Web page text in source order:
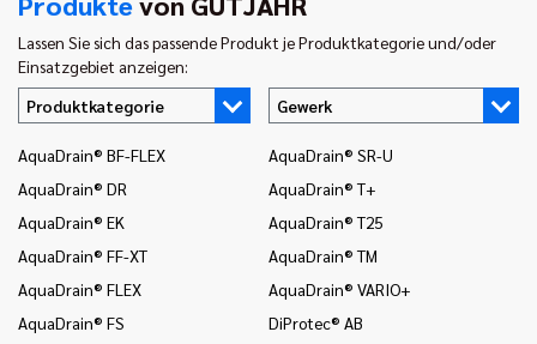
Lassen Sie sich das passende Produkt je Produktkategorie und/oder
Einsatzgebiet anzeigen:
Produktkategorie
Gewerk
AquaDrain® BF-FLEX
AquaDrain® DR
AquaDrain® EK
AquaDrain® FF-XT
AquaDrain® FLEX
AquaDrain® FS
AquaDrain® SR-U
AquaDrain® T+
AquaDrain® T25
AquaDrain® TM
AquaDrain® VARIO+
DiProtec® AB